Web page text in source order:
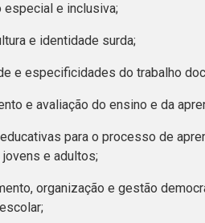
especial e inclusiva;
e identidade surda;
e especificidades do trabalho
e avaliação do ensino e da
para o processo de
e adultos;
organização e gestão